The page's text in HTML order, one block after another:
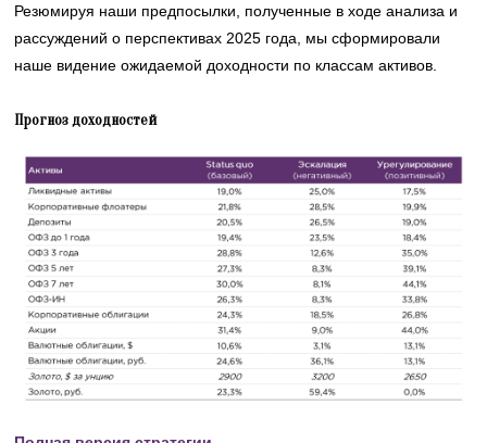
Резюмируя наши предпосылки, полученные в ходе анализа и
рассуждений о перспективах 2025 года, мы сформировали
наше видение ожидаемой доходности по классам активов.
Прогноз доходностей